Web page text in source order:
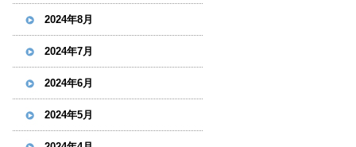
2024年8月
2024年7月
2024年6月
2024年5月